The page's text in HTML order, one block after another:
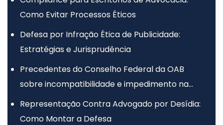
Como Evitar Processos Éticos
Defesa por Infração Ética de Publicidade:
Estratégias e Jurisprudência
Precedentes do Conselho Federal da OAB
sobre incompatibilidade e impedimento na
advocacia
Representação Contra Advogado por Desídia:
Como Montar a Defesa